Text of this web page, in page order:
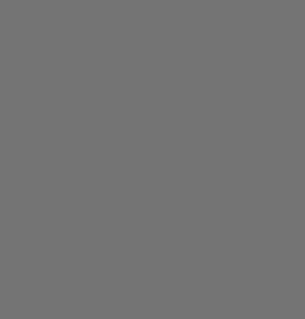
Engineer
|
Program Manager